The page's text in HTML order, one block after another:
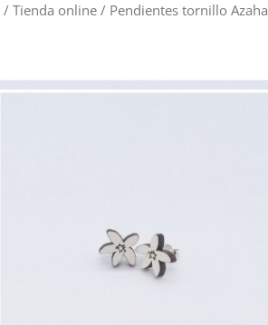
/Tienda online / Pendientes tornillo